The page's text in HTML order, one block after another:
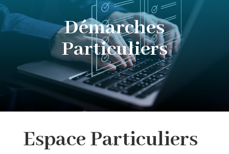
Démarches
Particuliers
EspaceParticuliers